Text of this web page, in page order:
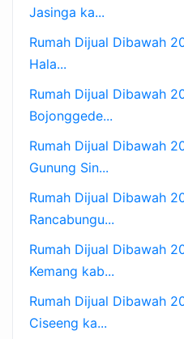
Jasinga ka...
Rumah Dijual Dibawah
Hala...
Rumah Dijual Dibawah
Bojonggede...
Rumah Dijual Dibawah
Gunung Sin...
Rumah Dijual Dibawah
Rancabungu...
Rumah Dijual Dibawah
Kemang kab...
Rumah Dijual Dibawah
Ciseeng ka...